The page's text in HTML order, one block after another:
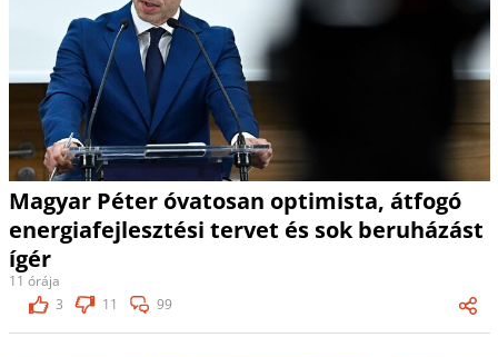
Magyar Péter óvatosan optimista, átfogó
energiafejlesztési tervet és sok beruházást
ígér
11 órája
3
11 99